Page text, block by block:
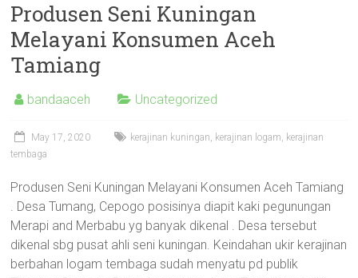
Produsen Seni Kuningan
Melayani Konsumen Aceh
Tamiang
bandaaceh Uncategorized
May 17, 2020 kerajinan kuningan, kerajinan logam, kerajinan
tembaga
Produsen Seni Kuningan Melayani Konsumen Aceh Tamiang
. Desa Tumang, Cepogo posisinya diapit kaki pegunungan
Merapi and Merbabu yg banyak dikenal . Desa tersebut
dikenal sbg pusat ahli seni kuningan. Keindahan ukir kerajinan
berbahan logam tembaga sudah menyatu pd publik